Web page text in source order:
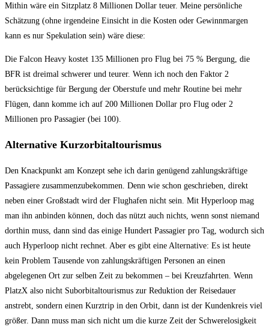
Mithin wäre ein Sitzplatz 8 Millionen Dollar teuer. Meine persönliche
Schätzung (ohne irgendeine Einsicht in die Kosten oder Gewinnmargen
kann es nur Spekulation sein) wäre diese:
Die Falcon Heavy kostet 135 Millionen pro Flug bei 75 % Bergung, die
BFR ist dreimal schwerer und teurer. Wenn ich noch den Faktor 2
berücksichtige für Bergung der Oberstufe und mehr Routine bei mehr
Flügen, dann komme ich auf 200 Millionen Dollar pro Flug oder 2
Millionen pro Passagier (bei 100).
Alternative Kurzorbitaltourismus
Den Knackpunkt am Konzept sehe ich darin genügend zahlungskräftige
Passagiere zusammenzubekommen. Denn wie schon geschrieben, direkt
neben einer Großstadt wird der Flughafen nicht sein. Mit Hyperloop mag
man ihn anbinden können, doch das nützt auch nichts, wenn sonst niemand
dorthin muss, dann sind das einige Hundert Passagier pro Tag, wodurch sich
auch Hyperloop nicht rechnet. Aber es gibt eine Alternative: Es ist heute
kein Problem Tausende von zahlungskräftigen Personen an einen
abgelegenen Ort zur selben Zeit zu bekommen – bei Kreuzfahrten. Wenn
PlatzX also nicht Suborbitaltourismus zur Reduktion der Reisedauer
anstrebt, sondern einen Kurztrip in den Orbit, dann ist der Kundenkreis viel
größer. Dann muss man sich nicht um die kurze Zeit der Schwerelosigkeit